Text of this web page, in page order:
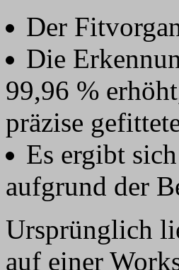
Der
Die
99,96 %
präzise
Es ergibt
aufgrund der
Ursprünglich
auf einer